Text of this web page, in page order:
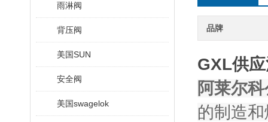
雨淋阀
背压阀
美国SUN
安全阀
美国swagelok
品牌
GXL供
阿莱尔
的制造